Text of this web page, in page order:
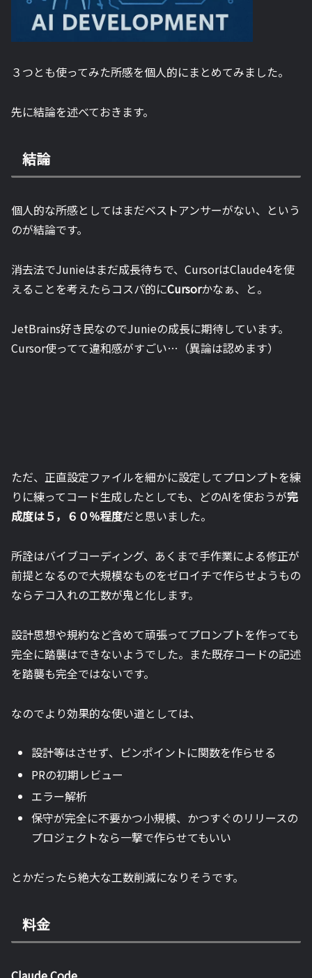
３つとも使ってみた所感を個人的にまとめてみました。
先に結論を述べておきます。
結論
個人的な所感としてはまだベストアンサーがない、という
のが結論です。
消去法でJunieはまだ成長待ちで、CursorはClaude4を使
えることを考えたらコスパ的にCursorかなぁ、と。
JetBrains好き民なのでJunieの成長に期待しています。
Cursor使ってて違和感がすごい…（異論は認めます）
ただ、正直設定ファイルを細かに設定してプロンプトを練
りに練ってコード生成したとしても、どのAIを使おうが完
成度は５，６０％程度だと思いました。
所詮はバイブコーディング、あくまで手作業による修正が
前提となるので大規模なものをゼロイチで作らせようもの
ならテコ入れの工数が鬼と化します。
設計思想や規約など含めて頑張ってプロンプトを作っても
完全に踏襲はできないようでした。また既存コードの記述
を踏襲も完全ではないです。
なのでより効果的な使い道としては、
設計等はさせず、ピンポイントに関数を作らせる
PRの初期レビュー
エラー解析
保守が完全に不要かつ小規模、かつすぐのリリースの
プロジェクトなら一撃で作らせてもいい
とかだったら絶大な工数削減になりそうです。
料金